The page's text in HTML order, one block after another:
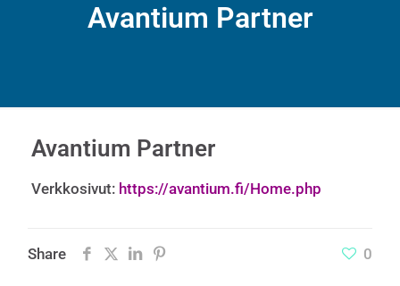
Avantium Partner
Avantium Partner
Verkkosivut: https://avantium.fi/Home.php
Share 0